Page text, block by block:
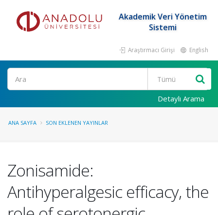
Akademik Veri Yönetim
Sistemi
Araştırmacı Girişi English
Ara
Detaylı Arama
ANA SAYFA SON EKLENEN YAYINLAR
Zonisamide:
Antihyperalgesic efficacy, the